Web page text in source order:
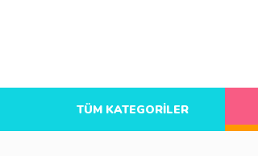
TÜM KATEGORİLER